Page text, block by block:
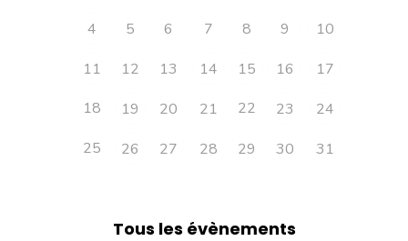
4
5 6 7 8 9
10
11
12 13 14 15 16
17
18
19 20 21 22 23
24
25
26 27 28 29 30 31
Tous les évènements